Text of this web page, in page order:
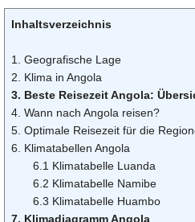
Inhaltsverzeichnis
1. Geografische Lage
2. Klima in Angola
3. Beste Reisezeit Angola:
4. Wann nach Angola reisen?
5. Optimale Reisezeit für die
6. Klimatabellen Angola
6.1 Klimatabelle Luanda
6.2 Klimatabelle Namibe
6.3 Klimatabelle Huambo
7. Klimadiagramm Angola